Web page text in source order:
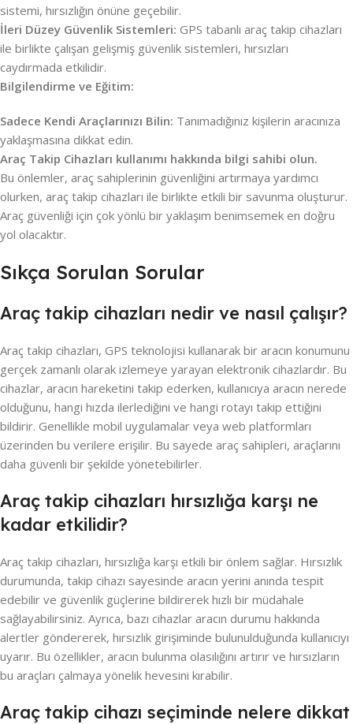
sistemi, hırsızlığın önüne geçebilir.
İleri Düzey Güvenlik Sistemleri: GPS tabanlı araç takip cihazları
ile birlikte çalışan gelişmiş güvenlik sistemleri, hırsızları
caydırmada etkilidir.
Bilgilendirme ve Eğitim:
Sadece Kendi Araçlarınızı Bilin: Tanımadığınız kişilerin aracınıza
yaklaşmasına dikkat edin.
Araç Takip Cihazları kullanımı hakkında bilgi sahibi olun.
Bu önlemler, araç sahiplerinin güvenliğini artırmaya yardımcı
olurken, araç takip cihazları ile birlikte etkili bir savunma oluşturur.
Araç güvenliği için çok yönlü bir yaklaşım benimsemek en doğru
yol olacaktır.
Sıkça Sorulan Sorular
Araç takip cihazları nedir ve nasıl çalışır?
Araç takip cihazları, GPS teknolojisi kullanarak bir aracın konumunu
gerçek zamanlı olarak izlemeye yarayan elektronik cihazlardır. Bu
cihazlar, aracın hareketini takip ederken, kullanıcıya aracın nerede
olduğunu, hangi hızda ilerlediğini ve hangi rotayı takip ettiğini
bildirir. Genellikle mobil uygulamalar veya web platformları
üzerinden bu verilere erişilir. Bu sayede araç sahipleri, araçlarını
daha güvenli bir şekilde yönetebilirler.
Araç takip cihazları hırsızlığa karşı ne
kadar etkilidir?
Araç takip cihazları, hırsızlığa karşı etkili bir önlem sağlar. Hırsızlık
durumunda, takip cihazı sayesinde aracın yerini anında tespit
edebilir ve güvenlik güçlerine bildirerek hızlı bir müdahale
sağlayabilirsiniz. Ayrıca, bazı cihazlar aracın durumu hakkında
alertler göndererek, hırsızlık girişiminde bulunulduğunda kullanıcıyı
uyarır. Bu özellikler, aracın bulunma olasılığını artırır ve hırsızların
bu araçları çalmaya yönelik hevesini kırabilir.
Araç takip cihazı seçiminde nelere dikkat